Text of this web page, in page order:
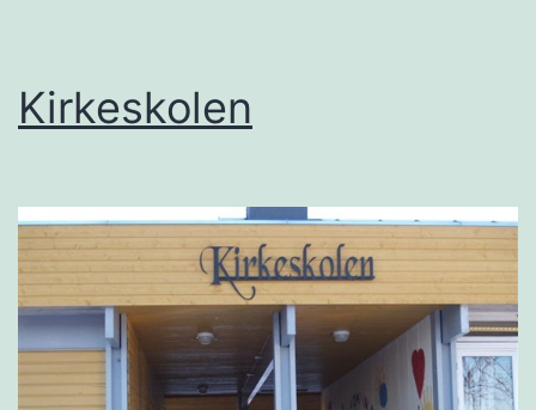
Kirkeskolen